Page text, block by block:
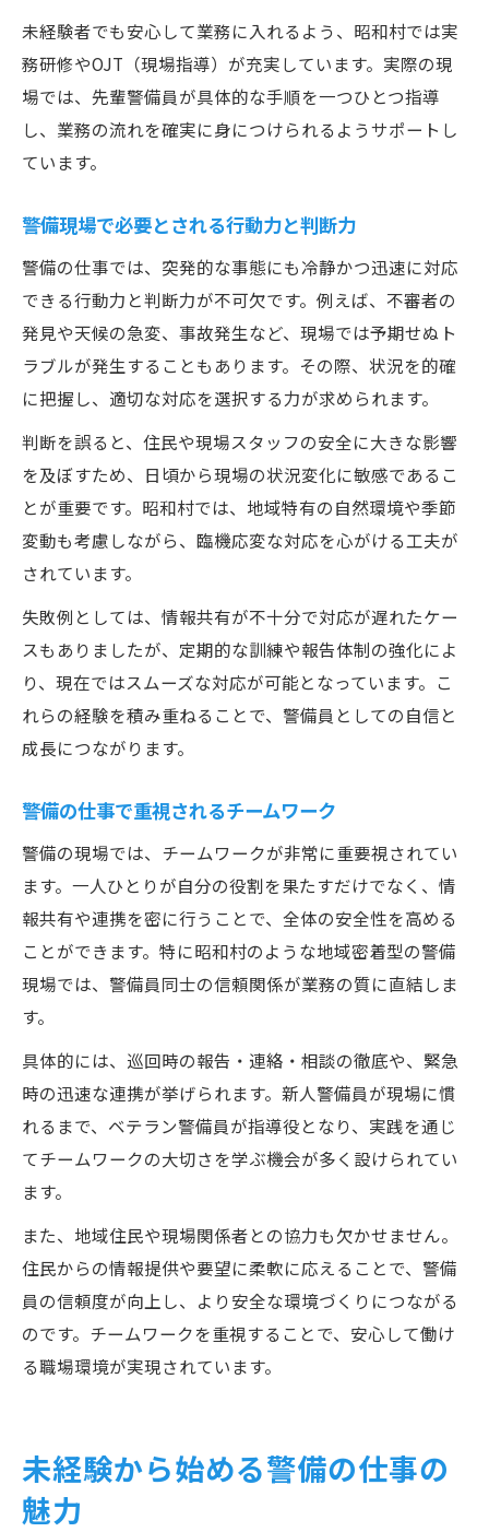
未経験者でも安心して業務に入れるよう、昭和村では実
務研修やOJT（現場指導）が充実しています。実際の現
場では、先輩警備員が具体的な手順を一つひとつ指導
し、業務の流れを確実に身につけられるようサポートし
ています。
警備現場で必要とされる行動力と判断力
警備の仕事では、突発的な事態にも冷静かつ迅速に対応
できる行動力と判断力が不可欠です。例えば、不審者の
発見や天候の急変、事故発生など、現場では予期せぬト
ラブルが発生することもあります。その際、状況を的確
に把握し、適切な対応を選択する力が求められます。
判断を誤ると、住民や現場スタッフの安全に大きな影響
を及ぼすため、日頃から現場の状況変化に敏感であるこ
とが重要です。昭和村では、地域特有の自然環境や季節
変動も考慮しながら、臨機応変な対応を心がける工夫が
されています。
失敗例としては、情報共有が不十分で対応が遅れたケー
スもありましたが、定期的な訓練や報告体制の強化によ
り、現在ではスムーズな対応が可能となっています。こ
れらの経験を積み重ねることで、警備員としての自信と
成長につながります。
警備の仕事で重視されるチームワーク
警備の現場では、チームワークが非常に重要視されてい
ます。一人ひとりが自分の役割を果たすだけでなく、情
報共有や連携を密に行うことで、全体の安全性を高める
ことができます。特に昭和村のような地域密着型の警備
現場では、警備員同士の信頼関係が業務の質に直結しま
す。
具体的には、巡回時の報告・連絡・相談の徹底や、緊急
時の迅速な連携が挙げられます。新人警備員が現場に慣
れるまで、ベテラン警備員が指導役となり、実践を通じ
てチームワークの大切さを学ぶ機会が多く設けられてい
ます。
また、地域住民や現場関係者との協力も欠かせません。
住民からの情報提供や要望に柔軟に応えることで、警備
員の信頼度が向上し、より安全な環境づくりにつながる
のです。チームワークを重視することで、安心して働け
る職場環境が実現されています。
未経験から始める警備の仕事の
魅力